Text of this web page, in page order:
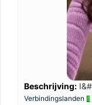
Beschrijving:
Verbindingslanden